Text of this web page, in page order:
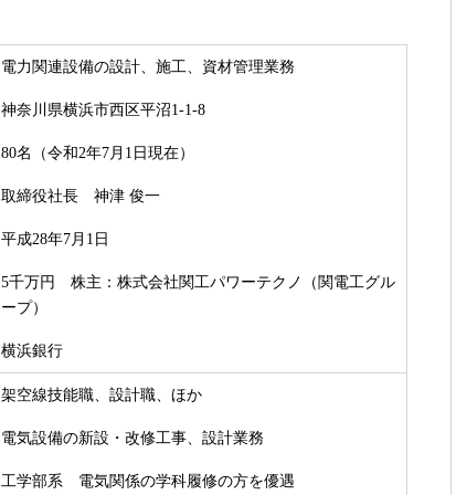
電力関連設備の設計、施工、資材管理業務
神奈川県横浜市西区平沼1-1-8
80名（令和2年7月1日現在）
取締役社長 神津 俊一
平成28年7月1日
5千万円 株主：株式会社関工パワーテクノ（関電工グル
ープ）
横浜銀行
架空線技能職、設計職、ほか
電気設備の新設・改修工事、設計業務
工学部系 電気関係の学科履修の方を優遇